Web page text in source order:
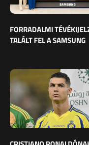
FORRADALMI
TALÁLT FEL A SAMSUNG